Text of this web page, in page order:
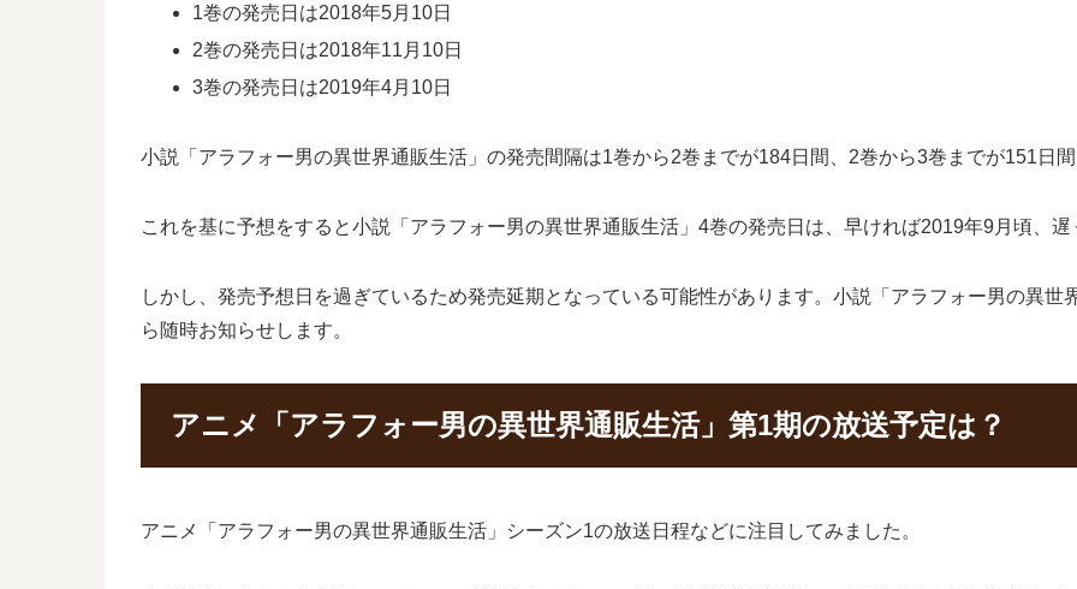
1巻の発売日は2018年5月10日
2巻の発売日は2018年11月10日
3巻の発売日は2019年4月10日
小説「アラフォー男の異世界通販生活」の発売間隔は1巻から2巻までが184日間、2巻から3巻までが151日
これを基に予想をすると小説「アラフォー男の異世界通販生活」4巻の発売日は、早ければ2019年9月頃、
しかし、発売予想日を過ぎているため発売延期となっている可能性があります。小説「アラフォー男の異
ら随時お知らせします。
アニメ「アラフォー男の異世界通販生活」第1期の放送予定は？
アニメ「アラフォー男の異世界通販生活」シーズン1の放送日程などに注目してみました。